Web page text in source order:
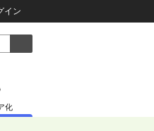
イン
化